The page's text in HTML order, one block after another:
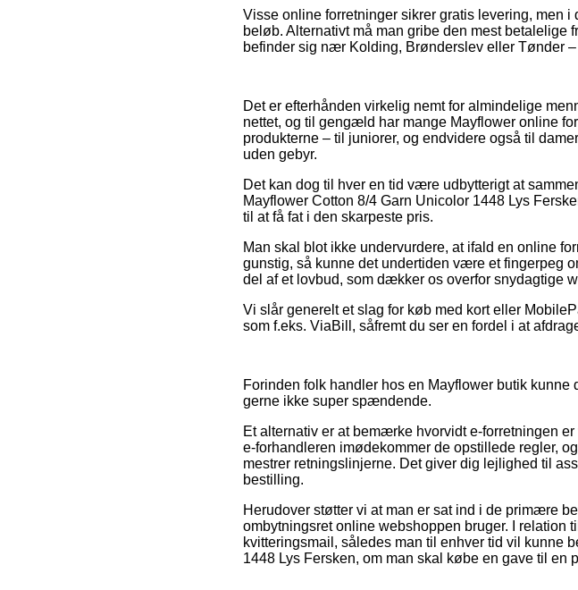
Visse online forretninger sikrer gratis levering,
beløb. Alternativt må man gribe den mest
befinder sig nær Kolding, Brønderslev eller Tønder
Det er efterhånden virkelig nemt for almindelige
nettet, og til gengæld har mange Mayflower online
produkterne – til juniorer, og endvidere også til
uden gebyr.
Det kan dog til hver en tid være udbytterigt at
Mayflower Cotton 8/4 Garn Unicolor 1448 Lys
til at få fat i den skarpeste pris.
Man skal blot ikke undervurdere, at ifald en online
gunstig, så kunne det undertiden være et fingerpeg
del af et lovbud, som dækker os overfor snydagtige
Vi slår generelt et slag for køb med kort eller
som f.eks. ViaBill, såfremt du ser en fordel i at
Forinden folk handler hos en Mayflower butik
gerne ikke super spændende.
Et alternativ er at bemærke hvorvidt e-forretningen
e-forhandleren imødekommer de opstillede regler,
mestrer retningslinjerne. Det giver dig lejlighed til
bestilling.
Herudover støtter vi at man er sat ind i de primære
ombytningsret online webshoppen bruger. I relation
kvitteringsmail, således man til enhver tid vil kunne
1448 Lys Fersken, om man skal købe en gave til en